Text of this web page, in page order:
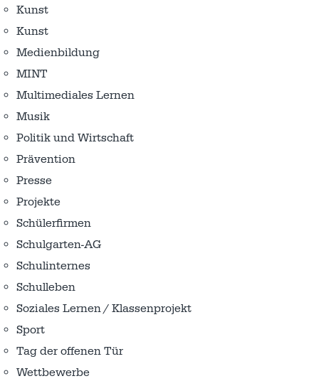
Kunst
Kunst
Medienbildung
MINT
Multimediales Lernen
Musik
Politik und Wirtschaft
Prävention
Presse
Projekte
Schülerfirmen
Schulgarten-AG
Schulinternes
Schulleben
Soziales Lernen / Klassenprojekt
Sport
Tag der offenen Tür
Wettbewerbe